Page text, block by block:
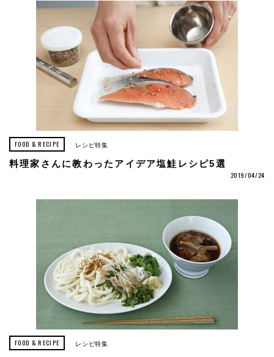
FOOD & RECIPE レシピ特集
料理家さんに教わったアイデア塩鮭レシピ5選
2019/04/24
FOOD & RECIPE レシピ特集